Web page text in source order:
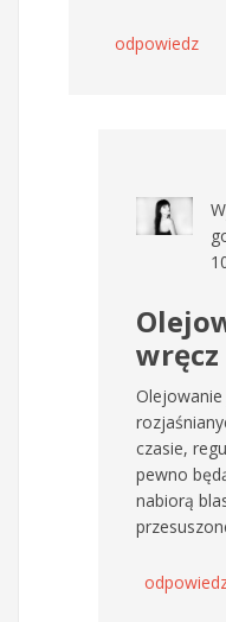
odpowiedz
wręcz
czasie,
pewno
nabiorą